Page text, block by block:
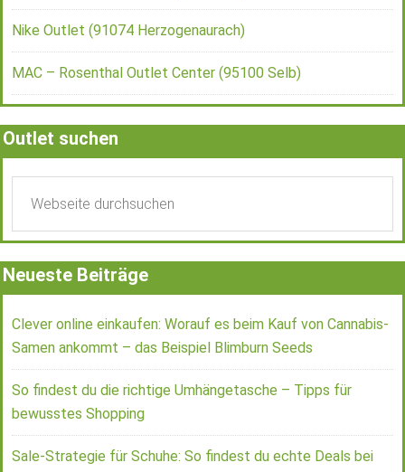
Nike Outlet (91074 Herzogenaurach)
MAC – Rosenthal Outlet Center (95100 Selb)
Outlet suchen
Neueste Beiträge
Clever online einkaufen: Worauf es beim Kauf von Cannabis-
Samen ankommt – das Beispiel Blimburn Seeds
So findest du die richtige Umhängetasche – Tipps für
bewusstes Shopping
Sale-Strategie für Schuhe: So findest du echte Deals bei